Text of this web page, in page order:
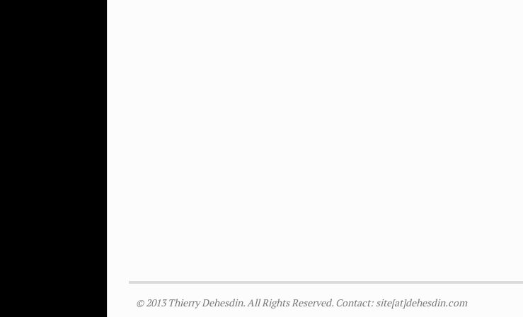
© 2013 Thierry Dehesdin. All Rights Reserved. Contact: site[at]dehesdin.com